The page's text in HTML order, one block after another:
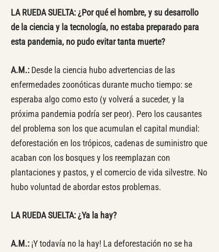
LA RUEDA SUELTA: ¿Por qué el hombre, y su desarrollo
de la ciencia y la tecnología, no estaba preparado para
esta pandemia, no pudo evitar tanta muerte?
A.M.:Desde la ciencia hubo advertencias de las
enfermedades zoonóticas durante mucho tiempo: se
esperaba algo como esto (y volverá a suceder, y la
próxima pandemia podría ser peor). Pero los causantes
del problema son los que acumulan el capital mundial:
deforestación en los trópicos, cadenas de suministro que
acaban con los bosques y los reemplazan con
plantaciones y pastos, y el comercio de vida silvestre. No
hubo voluntad de abordar estos problemas.
LA RUEDA SUELTA: ¿Ya la hay?
A.M.:¡Y todavía no la hay! La deforestación no se ha